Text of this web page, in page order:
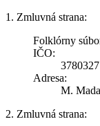
1. Zmluvná strana:
Folklórny
IČO:
Adresa:
M.
2. Zmluvná strana: